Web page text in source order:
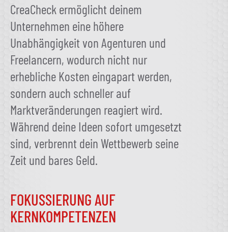
CreaCheck ermöglicht deinem
Unternehmen eine höhere
Unabhängigkeit von Agenturen und
Freelancern, wodurch nicht nur
erhebliche Kosten eingapart werden,
sondern auch schneller auf
Marktveränderungen reagiert wird.
Während deine Ideen sofort umgesetzt
sind, verbrennt dein Wettbewerb seine
Zeit und bares Geld.
FOKUSSIERUNG AUF
KERNKOMPETENZEN